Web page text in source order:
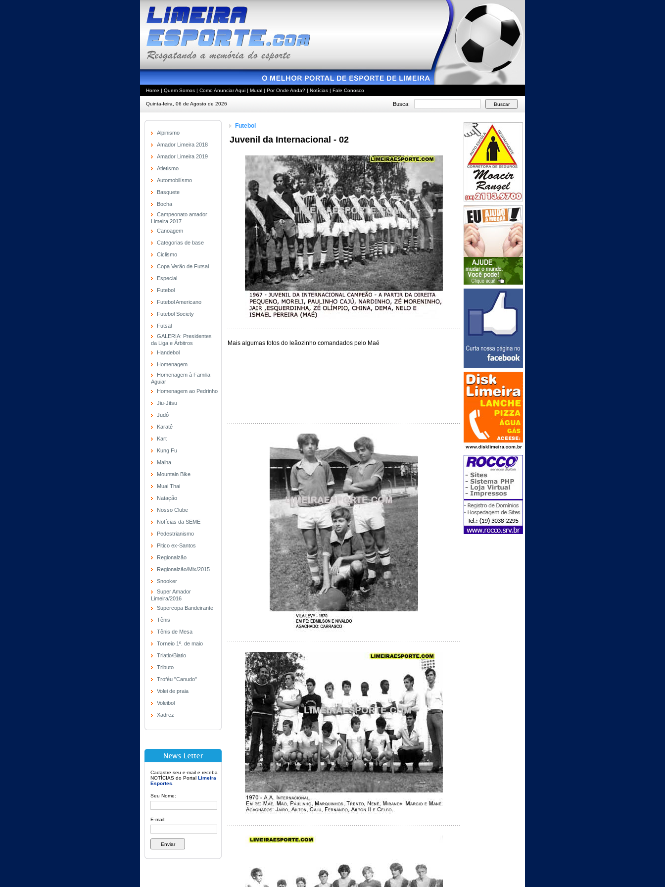
Home | Quem Somos | Como Anunciar Aqui | Mural | Por Onde Anda? | Notícias | Fale Conosco
Quinta-feira, 06 de Agosto de 2026 Busca:
Alpinismo
Amador Limeira 2018
Amador Limeira 2019
Atletismo
Automobilísmo
Basquete
Bocha
Campeonato amador
Limeira 2017
Canoagem
Categorias de base
Ciclismo
Copa Verão de Futsal
Especial
Futebol
Futebol Americano
Futebol Society
Futsal
GALERIA: Presidentes
da Liga e Árbitros
Handebol
Homenagem
Homenagem à Familia
Aguiar
Homenagem ao Pedrinho
Jiu-Jitsu
Judô
Karatê
Kart
Kung Fu
Malha
Mountain Bike
Muai Thai
Natação
Nosso Clube
Notícias da SEME
Pedestrianismo
Pitico ex-Santos
Regionalzão
Regionalzão/Mix/2015
Snooker
Super Amador
Limeira/2016
Supercopa Bandeirante
Tênis
Tênis de Mesa
Torneio 1º. de maio
Triatlo/Biatlo
Tributo
Troféu "Canudo"
Volei de praia
Voleibol
Xadrez
Cadastre seu e-mail e receba
NOTÍCIAS do Portal Limeira
Esportes
Seu Nome:
E-mail:
Futebol
Juvenil da Internacional - 02
Mais algumas fotos do leãozinho comandados pelo Maé